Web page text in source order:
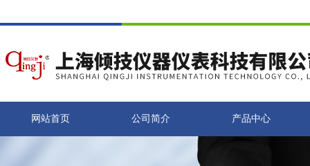
网站首页 公司简介 产品中心